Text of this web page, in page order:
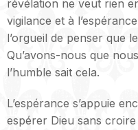
révélation ne veut rien
vigilance et à
l’orgueil de penser que
Qu’avons-nous que
l’humble sait cela.
L’espérance s’appuie
espérer Dieu sans